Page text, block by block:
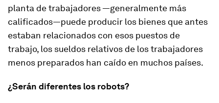
planta de trabajadores —generalmente más
calificados—puede producir los bienes que antes
estaban relacionados con esos puestos de
trabajo, los sueldos relativos de los trabajadores
menos preparados han caído en muchos países.
¿Serán diferentes los robots?